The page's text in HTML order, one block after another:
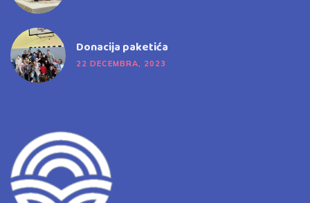
Donacija paketića
22 DECEMBRA, 2023